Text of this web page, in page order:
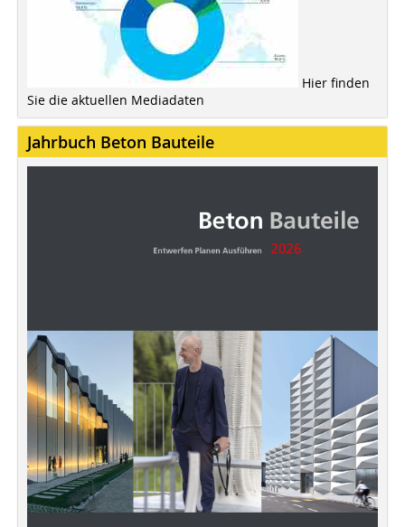
Hier finden
Sie die aktuellen Mediadaten
Jahrbuch Beton Bauteile